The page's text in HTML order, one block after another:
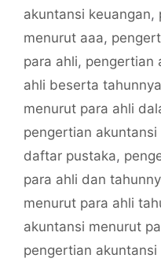
akuntansi keuangan,
menurut aaa,
para ahli, pengertian
ahli beserta tahunnya
menurut para ahli
pengertian
daftar pustaka,
para ahli dan
menurut para ahli
akuntansi menurut
pengertian